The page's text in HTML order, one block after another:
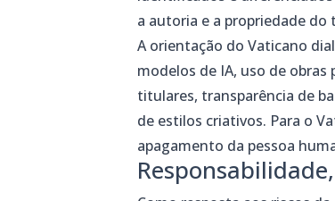
a autoria e a propriedade
A orientação do Vaticano
modelos de IA, uso de
titulares, transparência de
de estilos criativos. Para o
apagamento da pessoa